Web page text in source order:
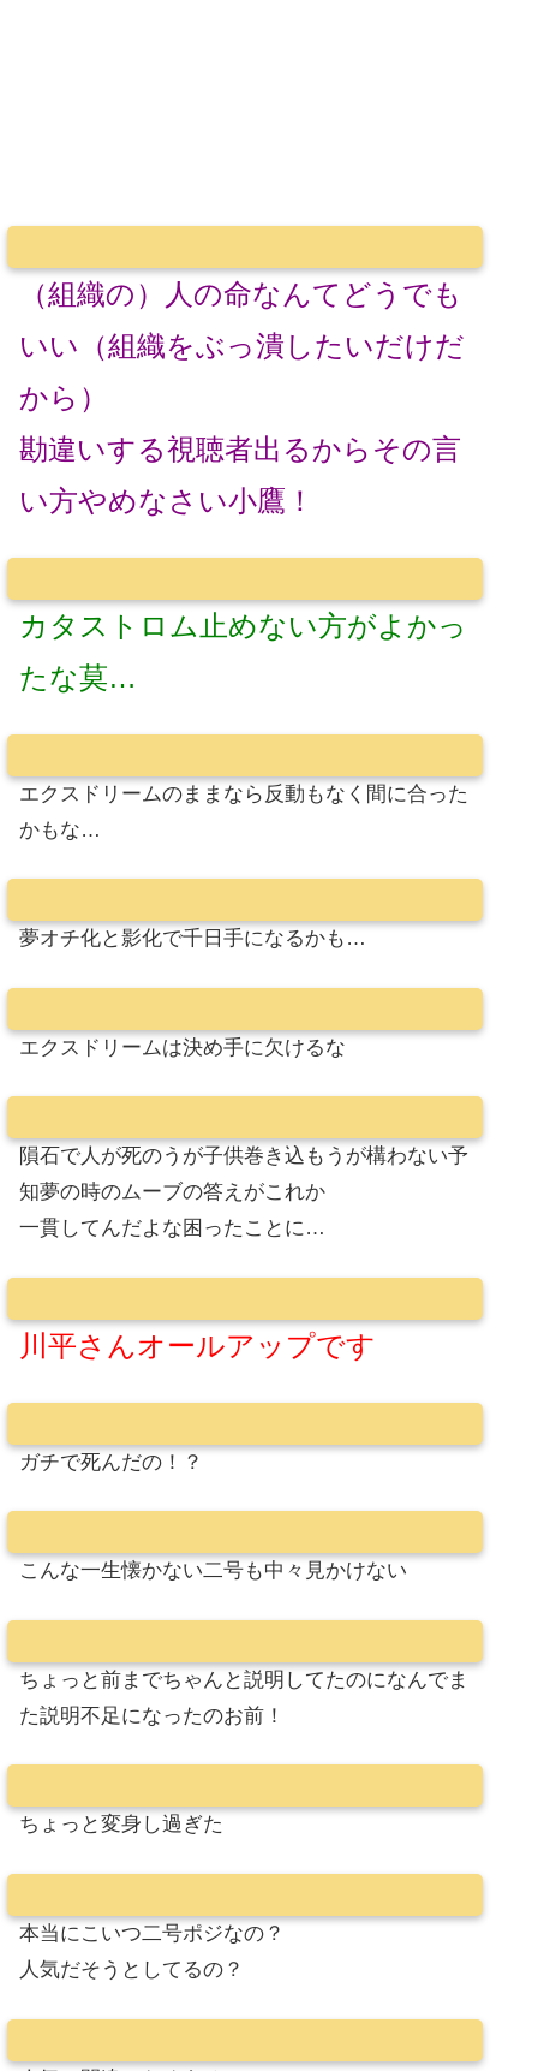
（組織の）人の命なんてどうでも
いい（組織をぶっ潰したいだけだ
から）
勘違いする視聴者出るからその言
い方やめなさい小鷹！
カタストロム止めない方がよかっ
たな莫…
エクスドリームのままなら反動もなく間に合った
かもな…
夢オチ化と影化で千日手になるかも…
エクスドリームは決め手に欠けるな
隕石で人が死のうが子供巻き込もうが構わない予
知夢の時のムーブの答えがこれか
一貫してんだよな困ったことに…
川平さんオールアップです
ガチで死んだの！？
こんな一生懐かない二号も中々見かけない
ちょっと前までちゃんと説明してたのになんでま
た説明不足になったのお前！
ちょっと変身し過ぎた
本当にこいつ二号ポジなの？
人気だそうとしてるの？